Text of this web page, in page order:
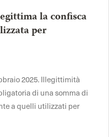
la confisca
per
2025. Illegittimità
di una somma di
a quelli utilizzati per